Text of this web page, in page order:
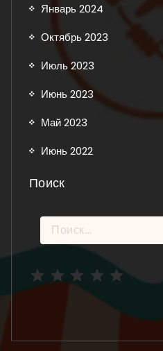
Январь 2024
Октябрь 2023
Июль 2023
Июнь 2023
Май 2023
Июнь 2022
Поиск
Найти: